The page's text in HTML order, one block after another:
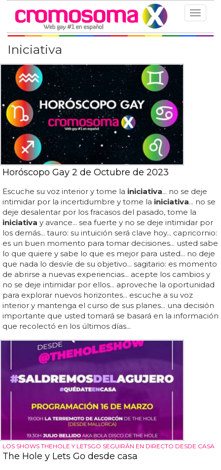
Toggle
Iniciativa
Horóscopo Gay 2 de Octubre de 2023
Escuche su voz interior y tome la iniciativa... no se deje
intimidar por la incertidumbre y tome la iniciativa... no se
deje desalentar por los fracasos del pasado, tome la
iniciativa y avance... sea fuerte y no se deje intimidar por
los demás... tauro: su intuición será clave hoy... capricornio:
es un buen momento para tomar decisiones... usted sabe
lo que quiere y sabe lo que es mejor para usted... no deje
que nada lo desvíe de su objetivo... sagitario: es momento
de abrirse a nuevas experiencias... acepte los cambios y
no se deje intimidar por ellos... aproveche la oportunidad
para explorar nuevos horizontes... escuche a su voz
interior y mantenga el curso de sus planes... una decisión
importante que usted tomará se basará en la información
que recolectó en los últimos días...
LOS SHOWS THEHOLE Y LETSGO SEGUIRÁN EN DIRECTO DESDE CASA
The Hole y Lets Go desde casa